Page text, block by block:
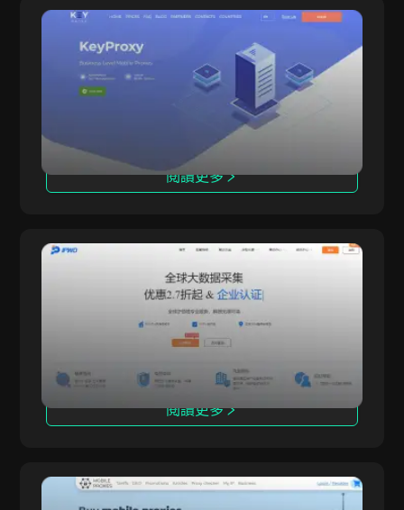
希腊
列支敦士登
阿根廷
奧地利
比利時
保加利亚
KeyProxy
KeyProxy
KeyProxy 提供高級企業級移動代理，旨在滿足尋
求可靠高性能解決方案的企業和個人需求。自
2017年成立以來，我們專注於提供高質量的移動
代理，強調穩定性、安全性和速度。KeyProxy致
力於提供最先進的移動代理技術，幫助您輕鬆實現
目標。
閱讀更多
IPWO
IPWO 提供全球住宅代理IP服務，是全球領先的代
理服務提供商，通過真實用戶設備提供IP地址，幫
助用戶實現更安全、更匿名的上網。其高質量的IP
資源適應各種在線需求，幫助用戶輕鬆繞過區域限
閱讀更多
MobileProxySpace